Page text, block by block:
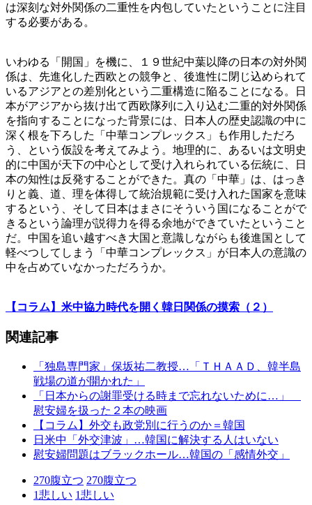
は深刻な対外関係の二重性を内包していたということに注目
する必要がある。
いわゆる「開国」を機に、１９世紀中葉以降の日本の対外関
係は、先進化した西欧との競争と、後進性に閉じ込められて
いるアジアとの差別化という二重構造に陥ることになる。日
本がアジアから抜け出て西欧隊列に入り込む二重的対外関係
を指向することになった背景には、日本人の歴史認識の中に
深く根を下ろした「中華コンプレックス」も作用しただろ
う、という仮設を考えてみよう。地理的に、あるいは文明史
的に中国が天下の中心として受け入れられている伝統に、日
本の知性は反発することができた。真の「中華」は、はっき
りと義、道、理を体得して統治規範に受け入れた国家を意味
するという、そして日本はまさにそういう国になることがで
きるという論理が説得力を得る余地ができていたということ
だ。中国を追い越すべき大国と意識しながらも後進国として
軽べつしてしまう「中華コンプレックス」が日本人の意識の
中を占めていなかっただろうか。
【コラム】米中協力時代を開く韓日関係の摸索（２）
関連記事
「独島専門家」保坂祐二教授…「ＴＨＡＡＤ、韓半島
戦場の道が開かれた」
「日本からの謝罪受ける時まで忘れないために…」
慰安婦を扱った２本の映画
【コラム】外交も政党別に行うのか＝韓国
日米中「外交津波」…韓国に解決する人はいない
慰安婦問題はブラックホール…韓国の「感情外交」
270腹立つ 270腹立つ
1悲しい 1悲しい